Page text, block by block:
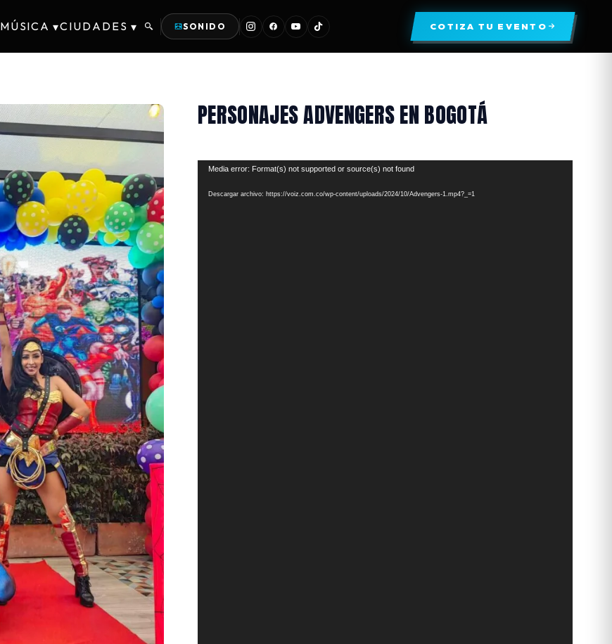
MÚSICA ▾CIUDADES ▾ SONIDO COTIZA TU EVENTO
PERSONAJES ADVENGERS EN BOGOTÁ
Reproductor
Media error: Format(s) not supported or source(s) not found
Descargar archivo: https://voiz.com.co/wp-content/uploads/2024/10/Advengers-1.mp4?_=1